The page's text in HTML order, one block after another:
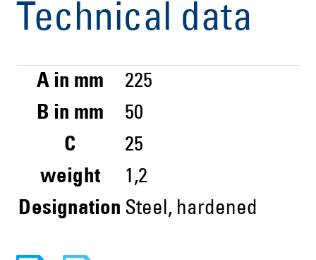
Technical data
A in mm
225
B in mm
50
C
25
weight
1,2
Designation Steel, hardened